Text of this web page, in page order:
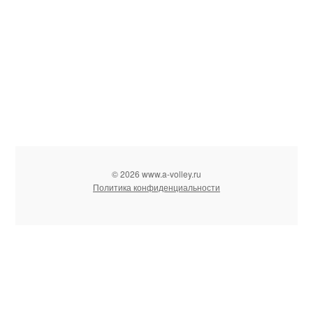
© 2026 www.a-volley.ru
Политика конфиденциальности